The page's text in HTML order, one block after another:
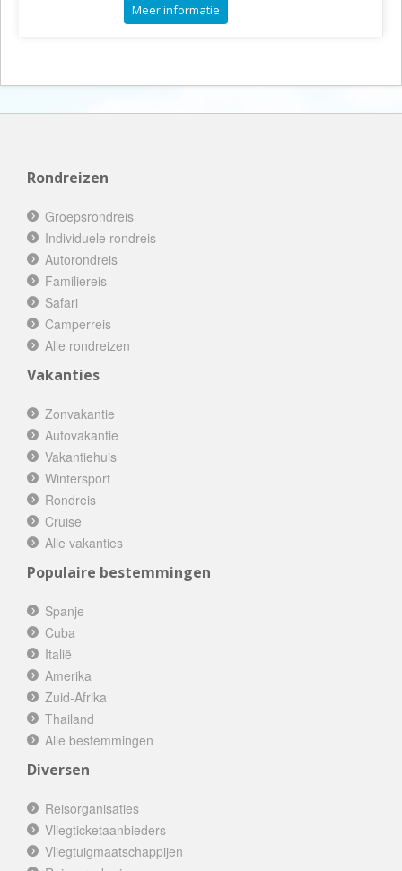
Meer informatie
Rondreizen
Groepsrondreis
Individuele rondreis
Autorondreis
Familiereis
Safari
Camperreis
Alle rondreizen
Vakanties
Zonvakantie
Autovakantie
Vakantiehuis
Wintersport
Rondreis
Cruise
Alle vakanties
Populaire bestemmingen
Spanje
Cuba
Italië
Amerika
Zuid-Afrika
Thailand
Alle bestemmingen
Diversen
Reisorganisaties
Vliegticketaanbieders
Vliegtuigmaatschappijen